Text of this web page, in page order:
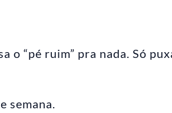
o “pé ruim” pra nada. Só
semana.